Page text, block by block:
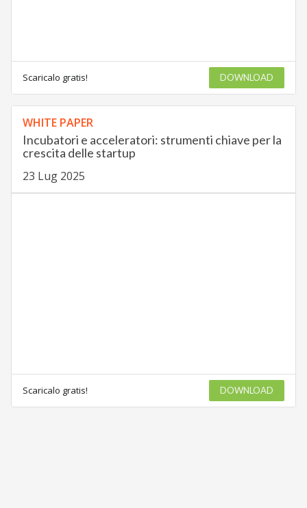
Scaricalo gratis! DOWNLOAD
WHITE PAPER
Incubatori e acceleratori: strumenti chiave per la
crescita delle startup
23 Lug 2025
Scaricalo gratis! DOWNLOAD